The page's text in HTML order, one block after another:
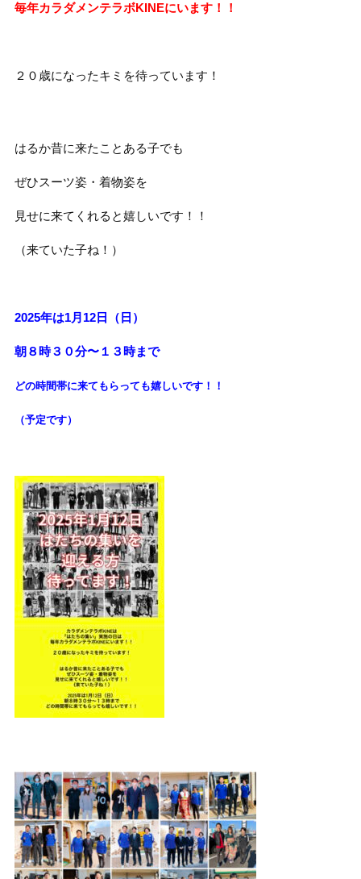
毎年カラダメンテラボKINEにいます！！
２０歳になったキミを待っています！
はるか昔に来たことある子でも
ぜひスーツ姿・着物姿を
見せに来てくれると嬉しいです！！
（来ていた子ね！）
2025年は1月12日（日）
朝８時３０分〜１３時まで
どの時間帯に来てもらっても嬉しいです！！
（予定です）